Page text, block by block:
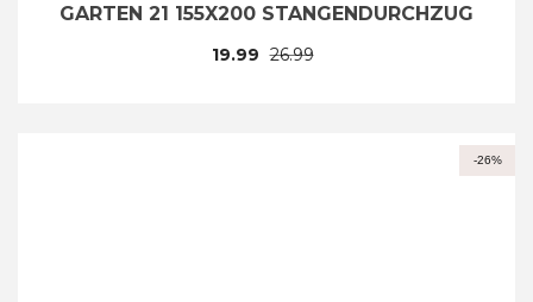
GARTEN 21 155X200 STANGENDURCHZUG
26.99
19.99
-26%